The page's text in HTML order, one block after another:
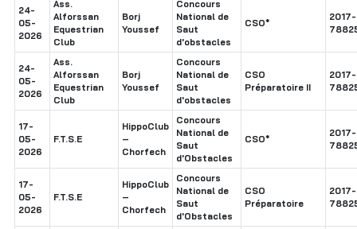
24-
05-
2026
Ass.
Alforssan
Equestrian
Club
Borj
Youssef
Concours
National de
Saut
d'obstacles
CSO*
2017-
24-
05-
2026
Ass.
Alforssan
Equestrian
Club
Borj
Youssef
Concours
National de
Saut
d'obstacles
CSO
Préparatoire II
2017-
17-
05-
2026
F.T.S.E
HippoClub
–
Chorfech
Concours
National de
Saut
d'Obstacles
CSO*
2017-
17-
05-
2026
F.T.S.E
HippoClub
–
Chorfech
Concours
National de
Saut
d'Obstacles
CSO
Préparatoire
2017-